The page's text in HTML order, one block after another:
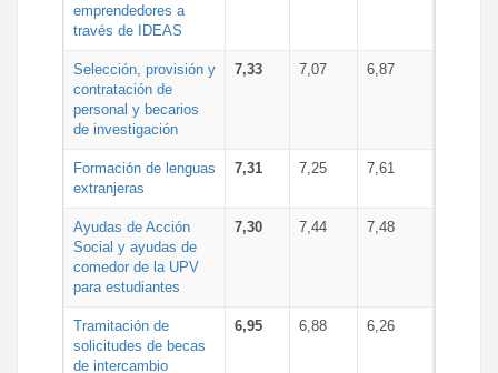
emprendedores a
través de IDEAS
Selección, provisión y
contratación de
personal y becarios
de investigación
7,33 7,07 6,87
Formación de lenguas
extranjeras
7,31 7,25 7,61
Ayudas de Acción
Social y ayudas de
comedor de la UPV
para estudiantes
7,30 7,44 7,48
Tramitación de
solicitudes de becas
de intercambio
6,95 6,88 6,26